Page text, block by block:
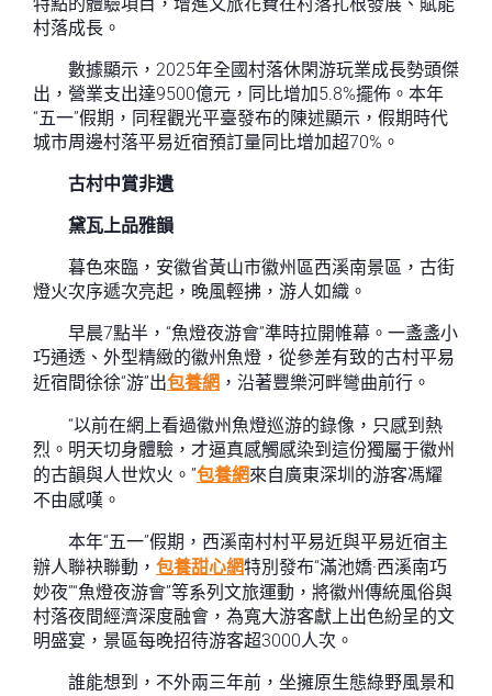
村落成長。
數據顯示，2025年全國村落休閑游玩業成長勢頭傑
出，營業支出達9500億元，同比增加5.8%擺佈。本年
“五一”假期，同程觀光平臺發布的陳述顯示，假期時代
城市周邊村落平易近宿預訂量同比增加超70%。
古村中賞非遺
黛瓦上品雅韻
暮色來臨，安徽省黃山市徽州區西溪南景區，古街
燈火次序遞次亮起，晚風輕拂，游人如織。
早晨7點半，“魚燈夜游會”準時拉開帷幕。一盞盞小
巧通透、外型精緻的徽州魚燈，從參差有致的古村平易
近宿間徐徐“游”出包養網 ，沿著豐樂河畔彎曲前行。
“以前在網上看過徽州魚燈巡游的錄像，只感到熱
烈。明天切身體驗，才逼真感觸感染到這份獨屬于徽州
的古韻與人世炊火。”包養網來自廣東深圳的游客馮耀
不由感嘆。
本年“五一”假期，西溪南村村平易近與平易近宿主
辦人聯袂聯動， 包養甜心網特別發布“滿池嬌·西溪南巧
妙夜”“魚燈夜游會”等系列文旅運動，將徽州傳統風俗與
村落夜間經濟深度融會，為寬大游客獻上出色紛呈的文
明盛宴，景區每晚招待游客超3000人次。
誰能想到，不外兩三年前，坐擁原生態綠野風景和